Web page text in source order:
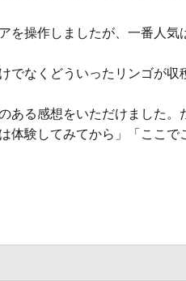
を操作しましたが、一番人気
でなくどういったリンゴが収
ある感想をいただけました。
体験してみてから」「ここで